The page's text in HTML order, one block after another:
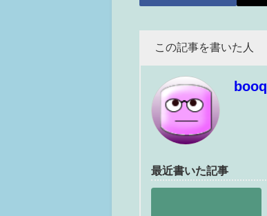
この記事を書いた人
booq
最近書いた記事